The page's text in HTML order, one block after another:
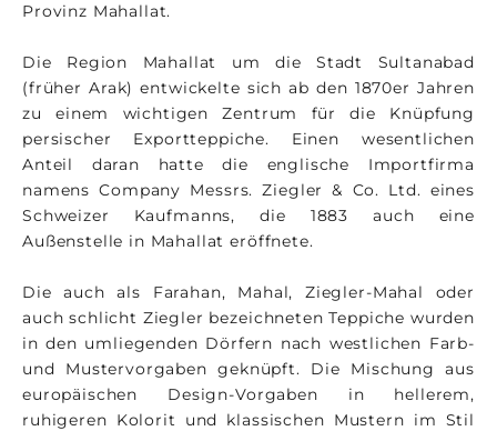
Provinz Mahallat.
Die Region Mahallat um die Stadt Sultanabad
(früher Arak) entwickelte sich ab den 1870er Jahren
zu einem wichtigen Zentrum für die Knüpfung
persischer Exportteppiche. Einen wesentlichen
Anteil daran hatte die englische Importfirma
namens Company Messrs. Ziegler & Co. Ltd. eines
Schweizer Kaufmanns, die 1883 auch eine
Außenstelle in Mahallat eröffnete.
Die auch als Farahan, Mahal, Ziegler-Mahal oder
auch schlicht Ziegler bezeichneten Teppiche wurden
in den umliegenden Dörfern nach westlichen Farb-
und Mustervorgaben geknüpft. Die Mischung aus
europäischen Design-Vorgaben in hellerem,
ruhigeren Kolorit und klassischen Mustern im Stil